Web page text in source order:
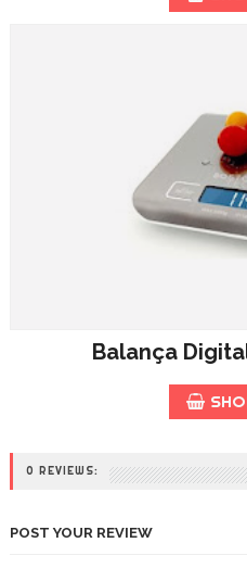
Balança
0 REVIEWS:
POST YOUR REVIEW